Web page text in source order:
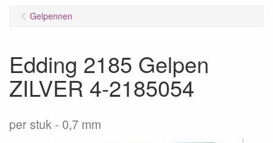
Gelpennen
Edding 2185 Gelpen
ZILVER 4-2185054
per stuk 0,7 mm